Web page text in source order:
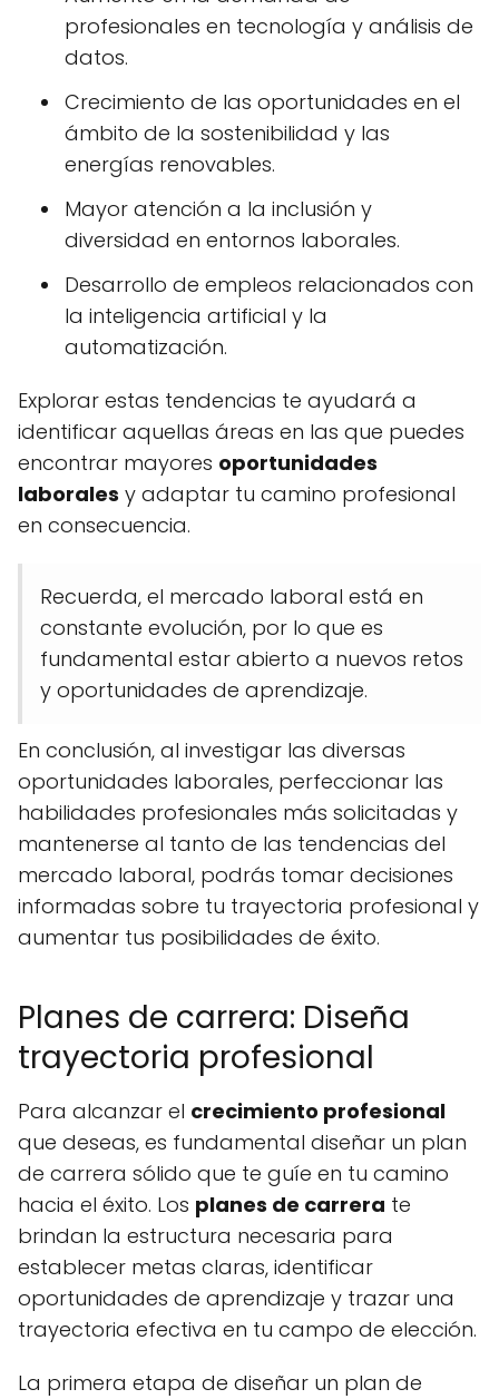
profesionales en tecnología y análisis de
datos.
Crecimiento de las oportunidades en el
ámbito de la sostenibilidad y las
energías renovables.
Mayor atención a la inclusión y
diversidad en entornos laborales.
Desarrollo de empleos relacionados con
la inteligencia artificial y la
automatización.
Explorar estas tendencias te ayudará a
identificar aquellas áreas en las que puedes
encontrar mayores oportunidades
laborales y adaptar tu camino profesional
en consecuencia.
Recuerda, el mercado laboral está en
constante evolución, por lo que es
fundamental estar abierto a nuevos retos
y oportunidades de aprendizaje.
En conclusión, al investigar las diversas
oportunidades laborales, perfeccionar las
habilidades profesionales más solicitadas y
mantenerse al tanto de las tendencias del
mercado laboral, podrás tomar decisiones
informadas sobre tu trayectoria profesional y
aumentar tus posibilidades de éxito.
Planes de carrera: Diseña
trayectoria profesional
Para alcanzar el crecimiento profesional
que deseas, es fundamental diseñar un plan
de carrera sólido que te guíe en tu camino
hacia el éxito. Los planes de carrera te
brindan la estructura necesaria para
establecer metas claras, identificar
oportunidades de aprendizaje y trazar una
trayectoria efectiva en tu campo de elección.
La primera etapa de diseñar un plan de